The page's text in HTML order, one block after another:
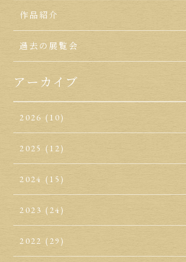
作品紹介
過去の展覧会
アーカイブ
2026 (10)
2025 (12)
2024 (15)
2023 (24)
2022 (29)